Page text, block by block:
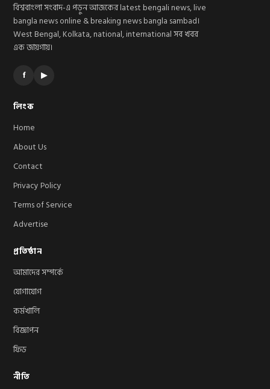
বিশ্ববাংলা সংবাদ-এ পড়ুন আজকের latest bengali news, live
bangla news online & breaking news bangla sambad।
West Bengal, Kolkata, national, international সব খবর
এক জায়গায়।
f ▶
লিংক
Home
About Us
Contact
Privacy Policy
Terms of Service
Advertise
প্রতিষ্ঠান
আমাদের সম্পর্কে
যোগাযোগ
কর্মখালি
বিজ্ঞাপন
ফিড
নীতি